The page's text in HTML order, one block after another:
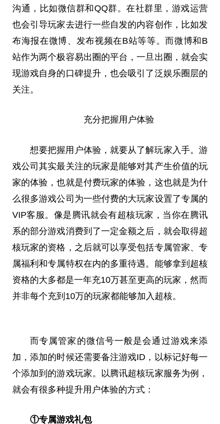
沟通，比如微信群和QQ群。在社群里，游戏运营
也会引导玩家去进行一些自发的内容创作，比如发
布海报在微博、发布视频在B站等等。而微博和B
站作为两个极容易出圈的平台，一旦出圈，就会实
现游戏自身的口碑提升，也会吸引了泛娱乐圈层的
关注。
充分把握用户体验
想要把握用户体验，就要从了解玩家入手。游
戏公司其实最关注的玩家是能够对其产生价值的玩
家的体验，也就是付费玩家的体验，这也就是为什
么很多游戏公司为一些付费的大玩家设置了专属的
VIP客服。像是腾讯就会有超核玩家，当你在腾讯
系的部分游戏消费到了一定金额之后，就会取得超
核玩家的资格，之后就可以享受包括专属管家、专
属福利和专属特权在内的多重待遇。能够拿到超核
资格的大多都是一年充10万甚至更高的玩家，然而
并非每个充到10万的玩家都能够加入超核。
而专属管家的微信号一般是会通过游戏来添
加，添加的时候还需要备注游戏ID，以标记好每一
个添加到的游戏玩家。以腾讯超核玩家服务为例，
就会有很多种提升用户体验的方式：
①专属游戏礼包